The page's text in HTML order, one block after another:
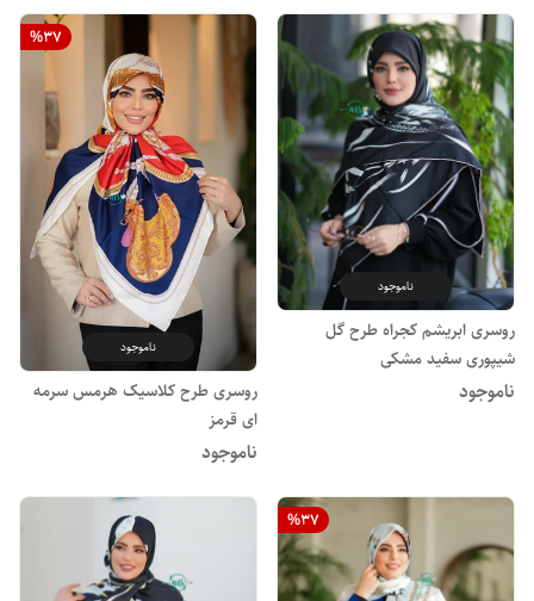
ناموجود
روسری ابریشم کجراه طرح گل
شیپوری سفید مشکی
ناموجود
%37
ناموجود
روسری طرح کلاسیک هرمس سرمه
ای قرمز
ناموجود
%37